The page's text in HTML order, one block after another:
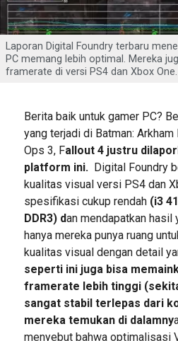
Laporan Digital Foundry terbaru
PC memang lebih optimal. Mereka
framerate di versi PS4 dan Xbox One.
Berita baik untuk gamer PC?
yang terjadi di Batman: Arkham
Ops 3, Fallout 4 justru
platform ini. Digital Foundry
kualitas visual versi PS4 dan
spesifikasi cukup rendah(i3
DDR3) dan mendapatkan hasil
hanya mereka punya ruang
kualitas visual dengan detail
seperti ini juga bisa
framerate lebih tinggi
sangat stabil terlepas dari
mereka temukan di dalamny
menyebut bahwa optimalisasi